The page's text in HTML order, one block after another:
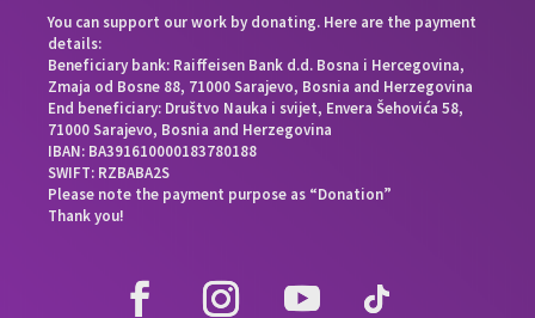
You can support our work by donating. Here are the payment
details:
Beneficiary bank: Raiffeisen Bank d.d. Bosna i Hercegovina,
Zmaja od Bosne 88, 71000 Sarajevo, Bosnia and Herzegovina
End beneficiary: Društvo Nauka i svijet, Envera Šehovića 58,
71000 Sarajevo, Bosnia and Herzegovina
IBAN: BA391610000183780188
SWIFT: RZBABA2S
Please note the payment purpose as “Donation”
Thank you!